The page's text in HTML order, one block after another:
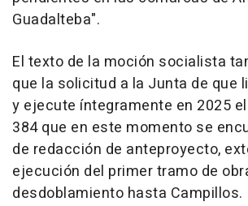
Guadalteba".
El texto de la moción socialista
que la solicitud a la Junta de que
y ejecute íntegramente en 2025
384 que en este momento se
de redacción de anteproyecto,
ejecución del primer tramo de
desdoblamiento hasta Campillos.